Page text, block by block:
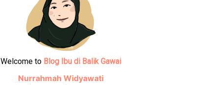
Welcome to Blog Ibu di Balik Gawai
Nurrahmah Widyawati